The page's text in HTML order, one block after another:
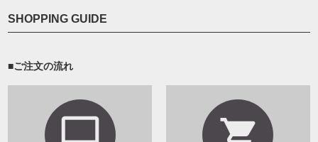
SHOPPING GUIDE
■ご注文の流れ